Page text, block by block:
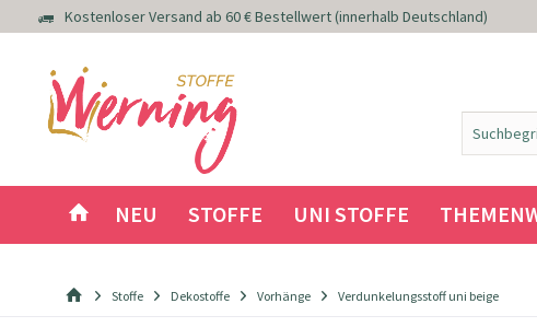
Kostenloser Versand ab 60 € Bestellwert (innerhalb Deutschland)
NEU STOFFE UNI STOFFE
Stoffe Dekostoffe Vorhänge Verdunkelungsstoff uni beige